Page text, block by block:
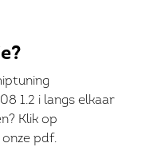
1.2 i langs elkaar
Klik op
pdf.